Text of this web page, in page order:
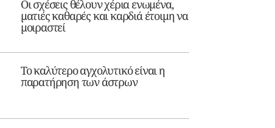
Οι σχέσεις θέλουν χέρια ενωμένα,
ματιές καθαρές και καρδιά έτοιμη να
μοιραστεί
Το καλύτερο αγχολυτικό είναι η
παρατήρηση των άστρων